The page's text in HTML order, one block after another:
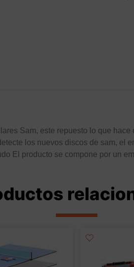
Sam, este repuesto lo que
los nuevos discos de sam, el
El producto se compone por un